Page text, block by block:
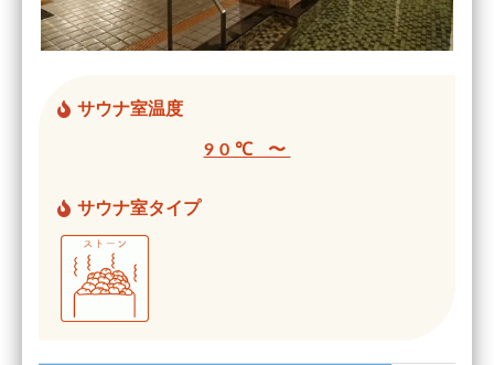
サウナ室温度
90℃ 〜
サウナ室タイプ